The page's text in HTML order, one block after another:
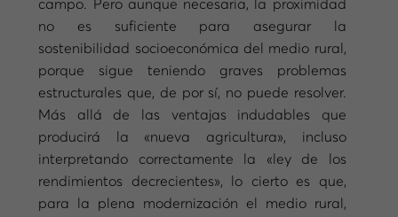
campo. Pero aunque necesaria, la proximidad
no es suficiente para asegurar la
sostenibilidad socioeconómica del medio rural,
porque sigue teniendo graves problemas
estructurales que, de por sí, no puede resolver.
Más allá de las ventajas indudables que
producirá la «nueva agricultura», incluso
interpretando correctamente la «ley de los
rendimientos decrecientes», lo cierto es que,
para la plena modernización el medio rural,